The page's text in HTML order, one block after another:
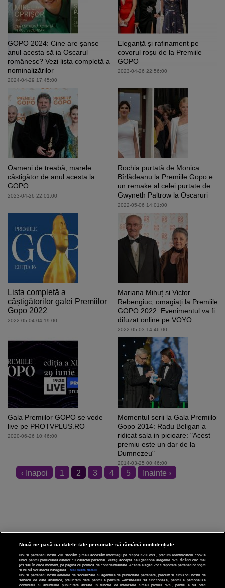
GOPO 2024: Cine are șanse
anul acesta să ia Oscarul
românesc? Vezi lista completă a
nominalizărilor
2024-04-29 17:45:00
Eleganță și rafinament pe
covorul roșu de la Premiile
GOPO
2023-04-26 22:56:00
Oameni de treabă, marele
câștigător de anul acesta la
GOPO
2023-04-26 22:01:00
Rochia purtată de Monica
Bîrlădeanu la Premiile Gopo e
un remake al celei purtate de
Gwyneth Paltrow la Oscaruri
2022-05-06 14:01:00
Lista completă a
câștigătorilor galei Premiilor
Gopo 2022
2022-05-04 04:19:00
Mariana Mihuț și Victor
Rebengiuc, omagiați la Premiile
GOPO 2022. Evenimentul va fi
difuzat online pe VOYO
2022-05-03 14:46:00
Gala Premiilor GOPO se vede
live pe PROTVPLUS.RO
2020-06-26 10:46:00
Momentul serii la Gala Premiilor
Gopo 2014: Radu Beligan a
ridicat sala in picioare: "Acest
premiu este un dar de la
Dumnezeu"
2014-03-25 00:46:00
‹ Inapoi 1 2 3 4 5 Inainte ›
CINEMA
DIVERTISMENT
Nouă ne pasă ca datele tale personale să rămână confidențiale
Noi și partenerii noștri 201 stocăm și/sau accesăm informații pe dispozitivul dvs., precum identificatorii cookie
unici pentru prelucrarea datelor cu caracter personal. Puteți accepta sau gestiona alegerile dvs. făcând clic mai
jos sau în orice moment, pe pagina cu politica de confidențialitate. Aceste alegeri vor fi raportate partenerilor noștri
și nu vă vor afecta navigarea.
Mai multe detalii
Noi si partenerii nostri (retelele de socializare si agentiile de publicitate partenere, precum si furnizorii nostri de
servicii de date analitice) prelucram date pentru a permite website-ului sa functioneze, pentru a personaliza
continutul si anunturile publicitare afisate in functie de interesele si/sau profilul dvs., pentru a va oferi